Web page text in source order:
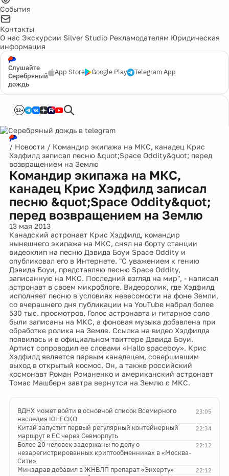
События
Контакты
О нас Экскурсии Silver Studio Рекламодателям Юридическая
информация
Слушайте
Серебряный
дождь
App Store Google Play Telegram App
12+
/ Новости / Командир экипажа на МКС, канадец Крис
Хэдфилд записал песню &quot;Space Oddity&quot; перед
возвращением на Землю
Командир экипажа на МКС,
канадец Крис Хэдфилд записал
песню &quot;Space Oddity&quot;
перед возвращением на Землю
13 мая 2013
Канадский астронавт Крис Хэдфилд, командир
нынешнего экипажа на МКС, снял на борту станции
видеоклип на песню Дэвида Боуи Space Oddity и
опубликовал его в Интернете. "С уважением к гению
Дэвида Боуи, представляю песню Space Oddity,
записанную на МКС. Последний взгляд на мир", - написал
астронавт в своем микроблоге. Видеоролик, где Хэдфилд
исполняет песню в условиях невесомости на фоне Земли,
со вчерашнего дня публикации на YouTube набрал более
530 тыс. просмотров. Голос астронавта и гитарное соло
были записаны на МКС, а фоновая музыка добавлена при
обработке ролика на Земле. Ссылка на видео Хэдфилда
появилась и в официальном твиттере Дэвида Боуи.
Артист сопроводил ее словами «Hallo spaceboy». Крис
Хэдфилд является первым канадецем, совершившим
выход в открытый космос. Он, а также российский
космонавт Роман Романенко и американский астронавт
Томас Машберн завтра вернутся на Землю с МКС.
23:05
ВДНХ может войти в основной список Всемирного
наследия ЮНЕСКО
22:34
Китай запустит первый регулярный контейнерный
маршрут в ЕС через Севморпуть
22:12
Более 20 человек задержаны по делу о
незарегистрированных криптообменниках в «Москва-
Сити»
22:12
Минздрав добавил в ЖНВЛП препарат «Энхерту»